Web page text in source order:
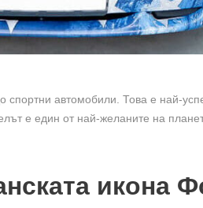
спортни автомобили. Това е най-
е един от най-желаните на
икона